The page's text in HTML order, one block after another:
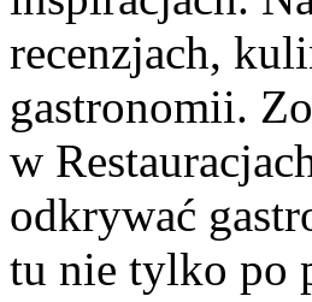
recenzjach,
gastronomii.
w
odkrywać
tu nie tylko po